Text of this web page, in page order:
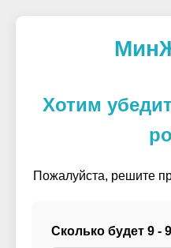
Хотим
Пожалуйста, решите
Сколько будет 9 -